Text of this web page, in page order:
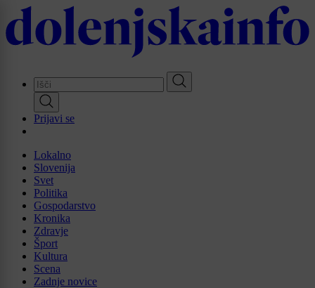
Skip
to
main
Prijavi se
Lokalno
Slovenija
Svet
Politika
Gospodarstvo
Kronika
Zdravje
Šport
Kultura
Scena
Zadnje novice